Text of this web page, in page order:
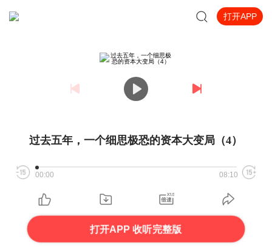
打开APP
过去五年，一个细思极恐的资本大变局（4）
00:00 08:10
打开APP 收听完整版